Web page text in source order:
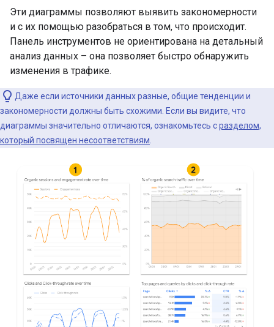
Эти диаграммы позволяют выявить закономерности
и с их помощью разобраться в том, что происходит.
Панель инструментов не ориентирована на детальный
анализ данных – она позволяет быстро обнаружить
изменения в трафике.
Даже если источники данных разные, общие тенденции и
закономерности должны быть схожими. Если вы видите, что
диаграммы значительно отличаются, ознакомьтесь сразделом,
который посвящен несоответствиям